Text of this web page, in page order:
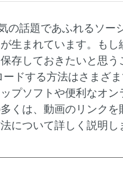
の話題であふれるソー
生まれています。も
存しておきたいと思う
ドする方法はさまざ
プソフトや便利なオン
くは、動画のリンクを
について詳しく説明し